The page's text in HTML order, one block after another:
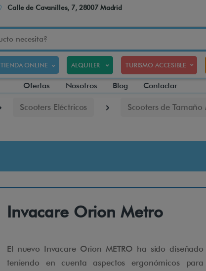
Calle de Cavanilles, 7, 28007 Madrid
TIENDA ONLINE ALQUILER TURISMO ACCESIBLE
Ofertas Nosotros Blog Contactar
Scooters Eléctricos Scooters de Tamaño
Invacare Orion Metro
El nuevo Invacare Orion METRO ha sido diseñado
teniendo en cuenta aspectos ergonómicos para